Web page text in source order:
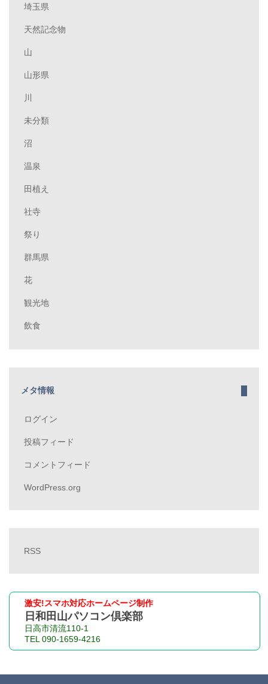
埼玉県
天然記念物
山
山形県
川
未分類
沼
温泉
田植え
社寺
祭り
群馬県
花
観光地
飲食
メタ情報
ログイン
投稿フィード
コメントフィード
WordPress.org
RSS
激安!スマホ対応ホームページ制作
日和田山パソコン倶楽部
日高市清流110-1
TEL 090-1659-4216